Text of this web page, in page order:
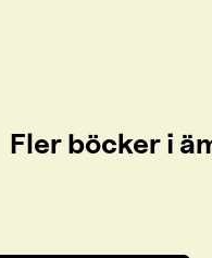
Fler böcker i